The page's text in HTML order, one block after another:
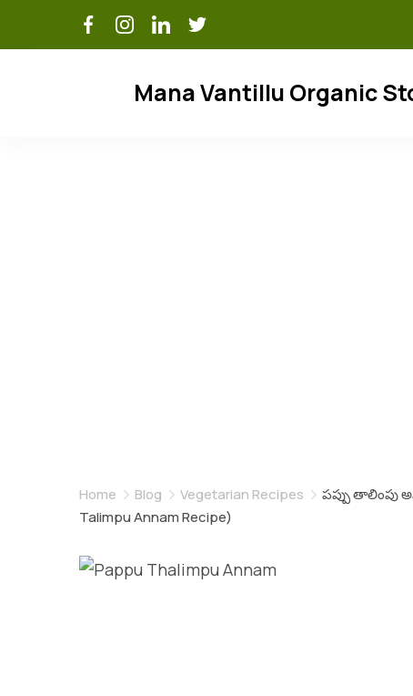
Mana Vantillu Organic
Home Blog Vegetarian Recipes
పప్పు తాలింపు
Talimpu Annam Recipe)